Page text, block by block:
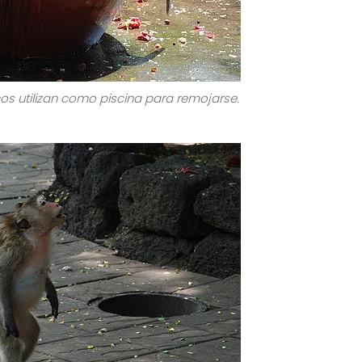
utilizan como piscina para remojarse.